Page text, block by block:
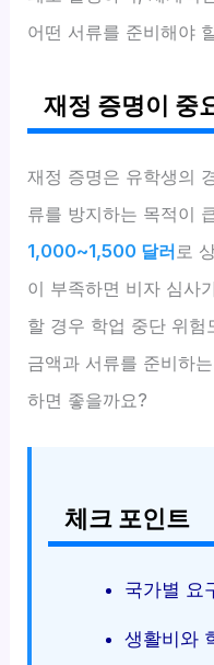
어떤 서류를 준비해야
재정 증명이 중
재정 증명은 유학생의
류를 방지하는 목적이
1,000~1,500 달러 로
이 부족하면 비자 심사
할 경우 학업 중단 위
금액과 서류를 준비하
하면 좋을까요?
체크 포인트
국가별 요
생활비와